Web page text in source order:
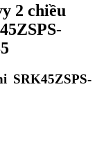
2 chiều
SRK45ZSPS-